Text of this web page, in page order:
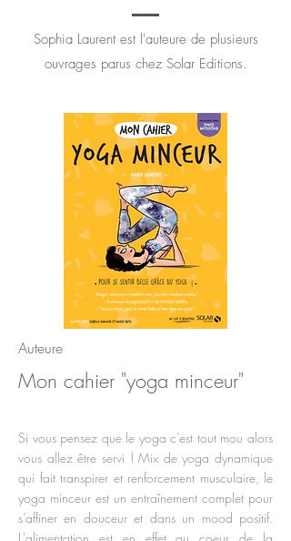
Sophia Laurent est l'auteure de plusieurs
ouvrages parus chez Solar Editions.
Auteure
Mon cahier "yoga minceur"
Si vous pensez que le yoga c’est tout mou alors
vous allez être servi ! Mix de yoga dynamique
qui fait transpirer et renforcement musculaire, le
yoga minceur est un entraînement complet pour
s’affiner en douceur et dans un mood positif.